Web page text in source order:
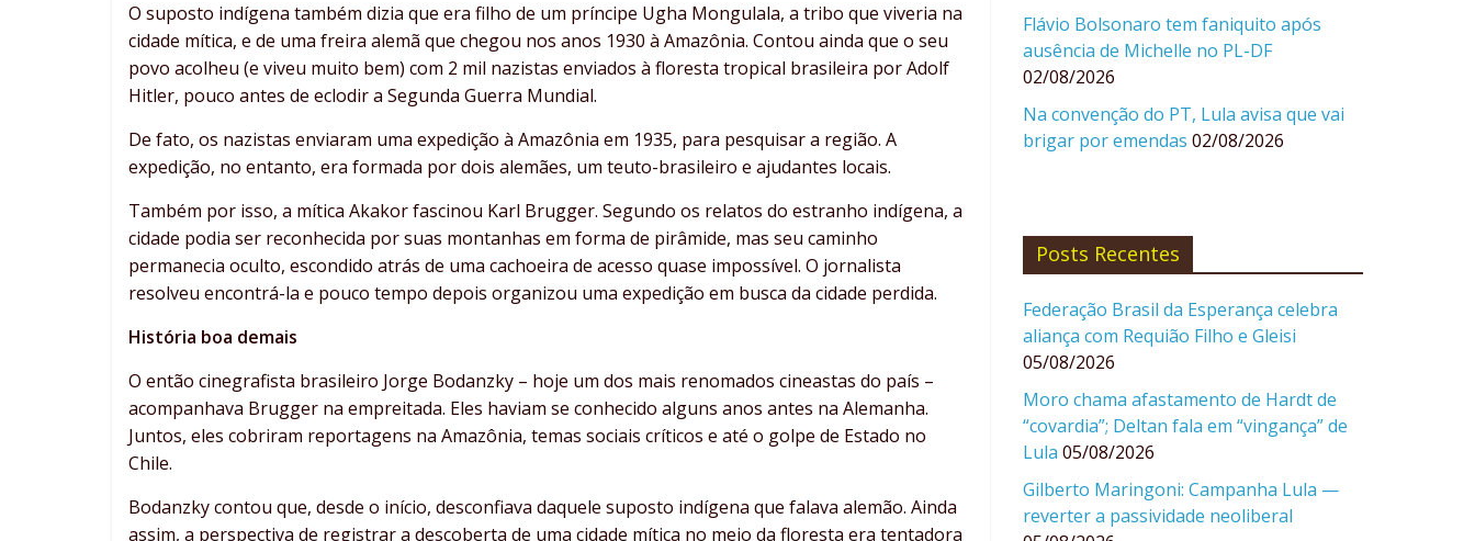
O suposto indígena também dizia que era filho de um príncipe Ugha Mongulala, a tribo que viveria na
cidade mítica, e de uma freira alemã que chegou nos anos 1930 à Amazônia. Contou ainda que o seu
povo acolheu (e viveu muito bem) com 2 mil nazistas enviados à floresta tropical brasileira por Adolf
Hitler, pouco antes de eclodir a Segunda Guerra Mundial.
De fato, os nazistas enviaram uma expedição à Amazônia em 1935, para pesquisar a região. A
expedição, no entanto, era formada por dois alemães, um teuto-brasileiro e ajudantes locais.
Também por isso, a mítica Akakor fascinou Karl Brugger. Segundo os relatos do estranho indígena, a
cidade podia ser reconhecida por suas montanhas em forma de pirâmide, mas seu caminho
permanecia oculto, escondido atrás de uma cachoeira de acesso quase impossível. O jornalista
resolveu encontrá-la e pouco tempo depois organizou uma expedição em busca da cidade perdida.
História boa demais
O então cinegrafista brasileiro Jorge Bodanzky – hoje um dos mais renomados cineastas do país –
acompanhava Brugger na empreitada. Eles haviam se conhecido alguns anos antes na Alemanha.
Juntos, eles cobriram reportagens na Amazônia, temas sociais críticos e até o golpe de Estado no
Chile.
Bodanzky contou que, desde o início, desconfiava daquele suposto indígena que falava alemão. Ainda
assim, a perspectiva de registrar a descoberta de uma cidade mítica no meio da floresta era tentadora
Flávio Bolsonaro tem faniquito após
ausência de Michelle no PL-DF
02/08/2026
Na convenção do PT, Lula avisa que vai
brigar por emendas 02/08/2026
Posts Recentes
Federação Brasil da Esperança celebra
aliança com Requião Filho e Gleisi
05/08/2026
Moro chama afastamento de Hardt de
“covardia”; Deltan fala em “vingança” de
Lula 05/08/2026
Gilberto Maringoni: Campanha Lula —
reverter a passividade neoliberal